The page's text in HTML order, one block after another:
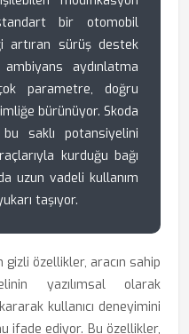
bir otomobil
artıran sürüş destek
aydınlatma
parametre, doğru
bürünüyor. Skoda
saklı potansiyelini
kurduğu bağı
uzun vadeli kullanım
taşıyor.
özellikler, aracın sahip
yazılımsal olarak
kullanıcı deneyimini
ifade ediyor. Bu özellikler,